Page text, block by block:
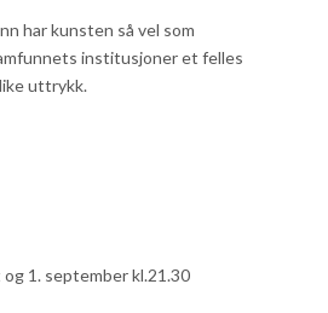
har kunsten så vel som
institusjoner et felles
uttrykk.
og 1. september kl.21.30